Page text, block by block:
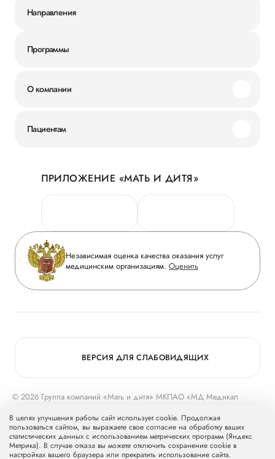
Направления
Программы
О компании
Новости
Руководство
Сотрудничество
Инвесторам
Журнал «Мать и дитя»
Вакансии
Медицинский туризм
Пациентам
Личный кабинет
Персональные данные
Горячая линия качества
Вопрос-ответ
Приложение пациента
Статьи
ПРИЛОЖЕНИЕ «МАТЬ И ДИТЯ»
Независимая оценка качества оказания услуг
медицинским организациям. Оценить
© 2026 Группа компаний «Мать и дитя» МКПАО «МД Медикал
Группу компаний «Мать и дитя».
ВЕРСИЯ ДЛЯ СЛАБОВИДЯЩИХ
В целях улучшения работы сайт использует cookie. Продолжая
пользоваться сайтом, вы выражаете свое согласие на обработку ваших
статистических данных с использованием метрических программ (Яндекс
Метрика). В случае отказа вы можете отключить сохранение cookie в
настройках вашего браузера или прекратить использование сайта.